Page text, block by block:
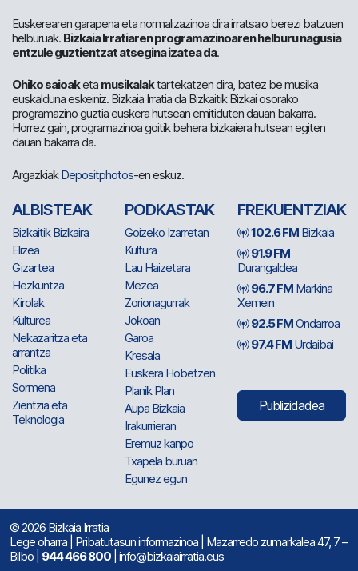
Euskerearen garapena eta normalizazinoa dira irratsaio berezi batzuen
helburuak. Bizkaia Irratiaren programazinoaren helburu nagusia
entzule guztientzat atsegina izatea da.
Ohiko saioaketa musikalaktartekatzen dira, batez be musika
euskalduna eskeiniz. Bizkaia Irratia da Bizkaitik Bizkai osorako
programazino guztia euskera hutsean emitiduten dauan bakarra.
Horrez gain, programazinoa goitik behera bizkaiera hutsean egiten
dauan bakarra da.
ArgazkiakDepositphotos-en eskuz.
ALBISTEAK
Bizkaitik Bizkaira
Elizea
Gizartea
Hezkuntza
Kirolak
Kulturea
Nekazaritza eta
arrantza
Politika
Sormena
Zientzia eta
Teknologia
PODKASTAK
Goizeko Izarretan
Kultura
Lau Haizetara
Mezea
Zorionagurrak
Jokoan
Garoa
Kresala
Euskera Hobetzen
Planik Plan
Aupa Bizkaia
Irakurrieran
Eremuz kanpo
Txapela buruan
Egunez egun
FREKUENTZIAK
102.6 FM Bizkaia
91.9 FM
Durangaldea
96.7 FM Markina
Xemein
92.5 FMOndarroa
97.4 FM Urdaibai
Publizidadea
© 2026 Bizkaia Irratia
Lege oharra Pribatutasun informazinoa | Mazarredo zumarkalea 47, 7 –
Bilbo | 944 466 800 | info@bizkaiairratia.eus